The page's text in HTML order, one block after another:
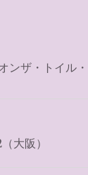
ンザ・トイル
大阪）